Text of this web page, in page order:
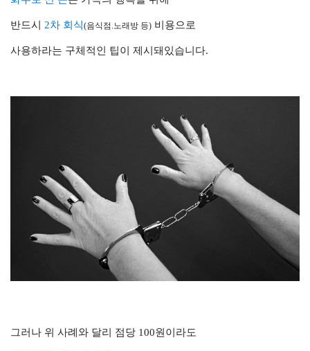
반드시 2차 회식(음식점.노래방 등) 비용으로
사용하라는 구체적인 팁이 제시돼있습니다.
그러나 위 사례와 달리 점당 100원이라도